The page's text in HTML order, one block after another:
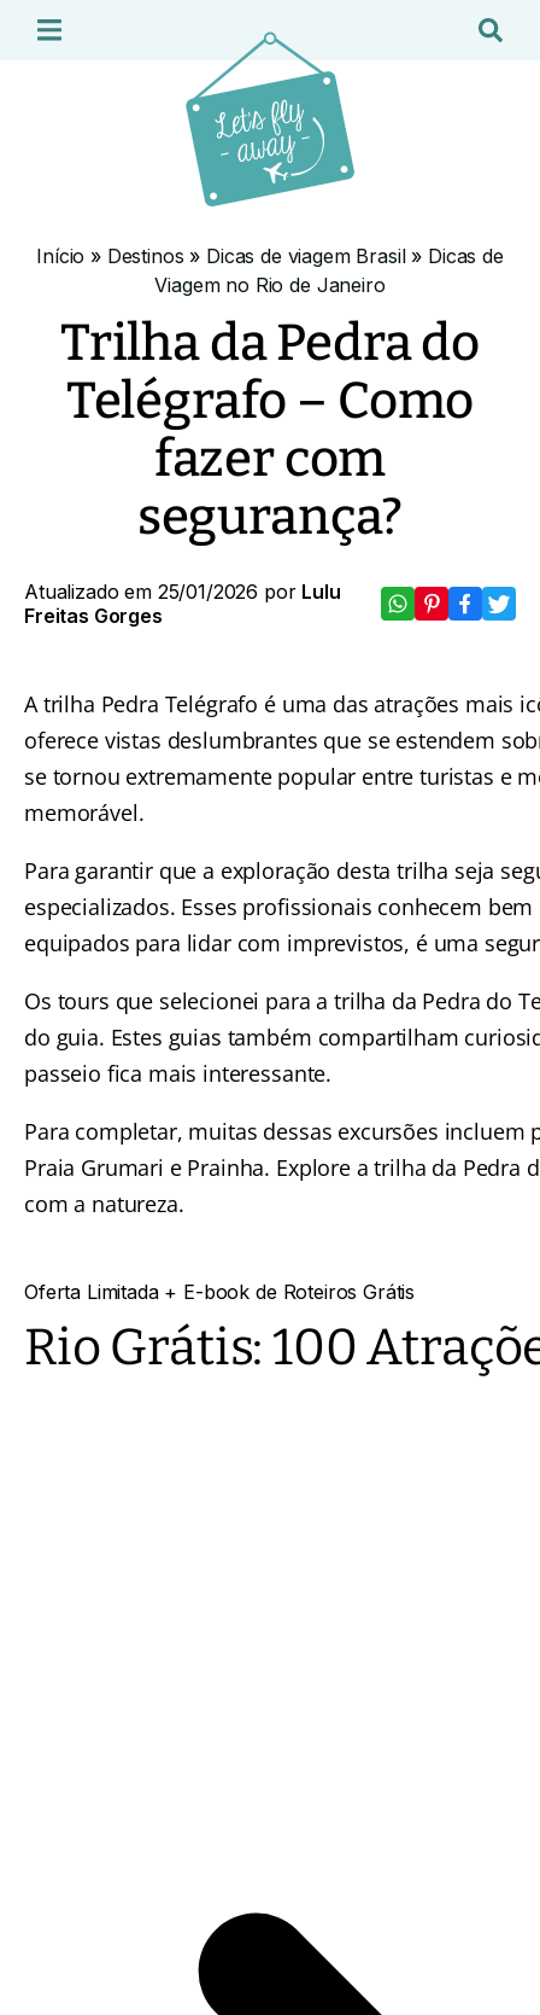
Início » Destinos » Dicas de viagem Brasil» Dicas de
Viagem no Rio de Janeiro
Trilha da Pedra do
Telégrafo – Como
fazer com
segurança?
Atualizado em 25/01/2026 por Lulu
Freitas Gorges
A trilha Pedra Telégrafo é uma das atrações mais
oferece vistas deslumbrantes que se estendem
se tornou extremamente popular entre turistas e
memorável.
Para garantir que a exploração desta trilha seja
especializados. Esses profissionais conhecem
equipados para lidar com imprevistos, é uma
Os tours que selecionei para a trilha da Pedra do
do guia. Estes guias também compartilham
passeio fica mais interessante.
Para completar, muitas dessas excursões incluem
Praia Grumari e Prainha. Explore a trilha da
com a natureza.
Oferta Limitada + E-book de Roteiros Grátis
Rio Grátis: 100